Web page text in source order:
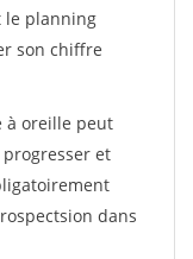
le planning
son chiffre
à oreille peut
et
dans